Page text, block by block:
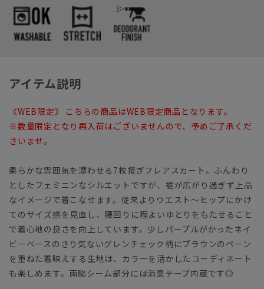
アイテム説明
《WEB限定》 こちらの商品はWEB限定商品となります。
※数量限定となり再入荷はございませんので、予めご了承くだ
さいませ。
柔らかな雰囲気を漂わせる7枚接ぎフレアスカート。ふんわり
としたフェミニンなシルエットですが、裾が広がり過ぎず上品
なイメージで着こなせます。従来よりウエスト～ヒップにかけ
てのサイズ感を見直し、腰回りに程よいゆとりをもたせること
で着心地の良さを向上しています。少しパープルがかったネイ
ビーベースのさり気ないグレンチェック柄にブラウンのペーン
を重ねた着映えする生地は、カラーを活かしたコーディネート
も楽しめます。両脇シーム部分には消臭テープ内蔵です◎